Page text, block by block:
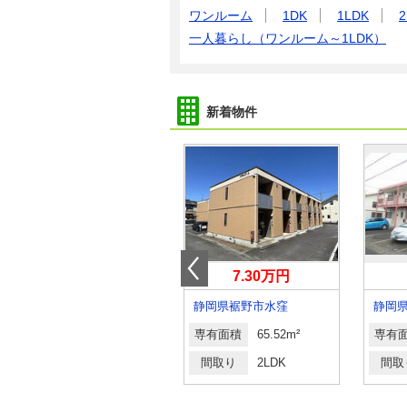
ワンルーム
1DK 1LDK
一人暮らし（ワンルーム～1LDK）
新着物件
7.30万円
静岡県裾野市水窪
専有面積 65.52m²
間取り 2LDK
静岡
専有
間取